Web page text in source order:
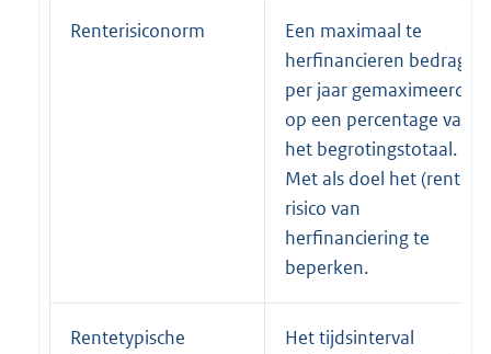
Renterisiconorm
Een maximaal te
herfinancieren bedrag
per jaar gemaximeerd
op een percentage van
het begrotingstotaal.
Met als doel het (rente)
risico van
herfinanciering te
beperken.
Rentetypische
Het tijdsinterval